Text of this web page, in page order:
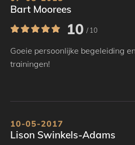
Bart Moorees
10 / 10
Goeie persoonlijke begeleiding
trainingen!
10-05-2017
Lison Swinkels-Adams